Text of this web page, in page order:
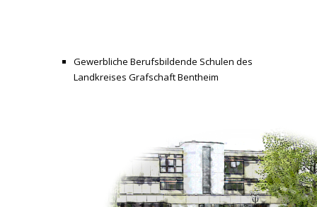
Gewerbliche Berufsbildende Schulen des
Landkreises Grafschaft Bentheim